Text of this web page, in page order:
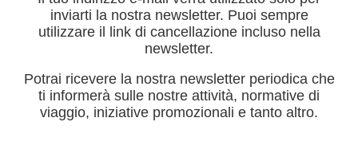
inviarti la nostra newsletter. Puoi sempre
utilizzare il link di cancellazione incluso nella
newsletter.
Potrai ricevere la nostra newsletter periodica che
ti informerà sulle nostre attività, normative di
viaggio, iniziative promozionali e tanto altro.